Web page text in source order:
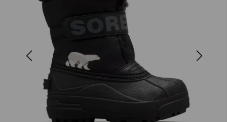
Previous Next